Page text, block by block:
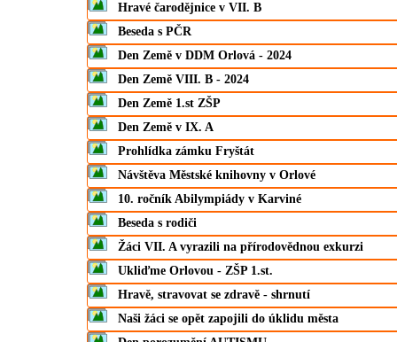
Hravé čarodějnice v VII. B
Beseda s PČR
Den Země v DDM Orlová - 2024
Den Země VIII. B - 2024
Den Země 1.st ZŠP
Den Země v IX. A
Prohlídka zámku Fryštát
Návštěva Městské knihovny v Orlové
10. ročník Abilympiády v Karviné
Beseda s rodiči
Žáci VII. A vyrazili na přírodovědnou exkurzi
Ukliďme Orlovou - ZŠP 1.st.
Hravě, stravovat se zdravě - shrnutí
Naši žáci se opět zapojili do úklidu města